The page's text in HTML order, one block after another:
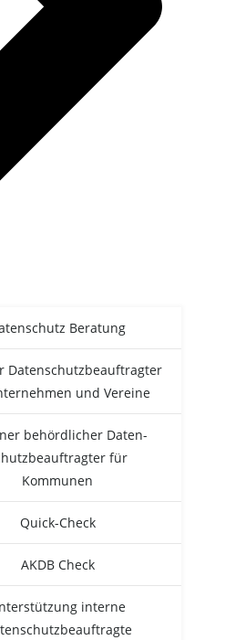
Beratung
Daten­schutz­be­auf­trag­ter
und Vereine
behörd­li­cher Daten­
für
Kommunen
Quick-Check
AKDB Check
inter­ne